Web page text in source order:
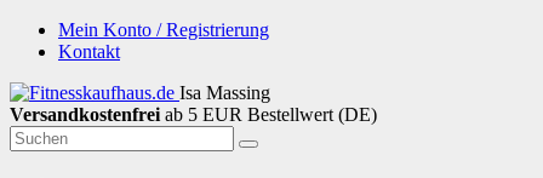
Mein Konto / Registrierung
Kontakt
Isa Massing
Versandkostenfrei ab 5 EUR Bestellwert (DE)